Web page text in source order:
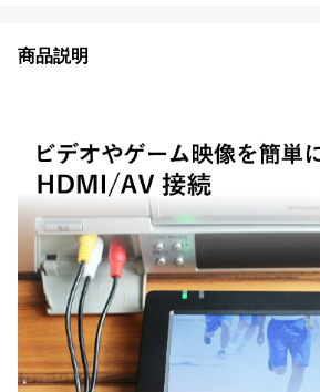
商品説明